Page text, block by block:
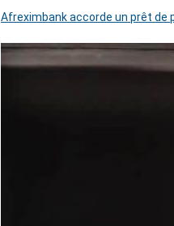
Afreximbank accorde un prêt de